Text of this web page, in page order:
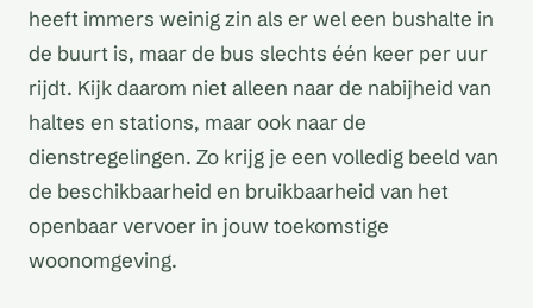
heeft immers weinig zin als er wel een bushalte in
de buurt is, maar de bus slechts één keer per uur
rijdt. Kijk daarom niet alleen naar de nabijheid van
haltes en stations, maar ook naar de
dienstregelingen. Zo krijg je een volledig beeld van
de beschikbaarheid en bruikbaarheid van het
openbaar vervoer in jouw toekomstige
woonomgeving.